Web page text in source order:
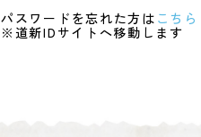
パスワードを忘れた方は こちら
※道新IDサイトへ移動します